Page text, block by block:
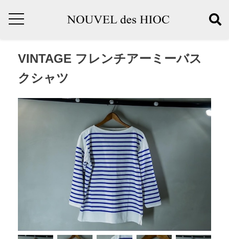
VINTAGE フレンチアーミーバス
クシャツ